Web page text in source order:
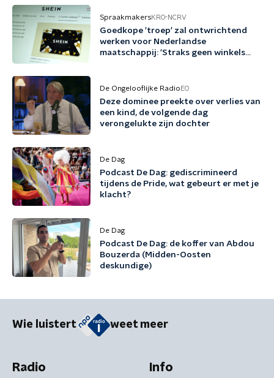
SpraakmakersKRO-NCRV
Goedkope 'troep' zal ontwrichtend
werken voor Nederlandse
maatschappij: 'Straks geen winkels
De Ongelooflijke Radio EO
Deze dominee preekte over verlies van
een kind, de volgende dag
verongelukte zijn dochter
De Dag
Podcast De Dag: gediscrimineerd
tijdens de Pride, wat gebeurt er met je
klacht?
De Dag
Podcast De Dag: de koffer van Abdou
Bouzerda (Midden-Oosten
deskundige)
Wie luistert weet meer
Radio Info